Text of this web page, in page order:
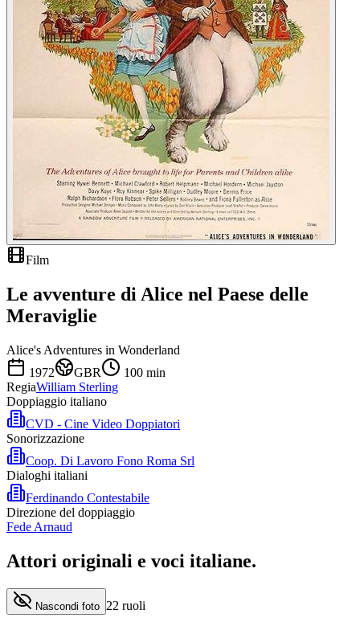
Film
Le avventure di Alice nel Paese delle
Meraviglie
Alice's Adventures in Wonderland
1972
GBR 100 min
RegiaWilliam Sterling
Doppiaggio italiano
CVD - Cine Video Doppiatori
Sonorizzazione
Coop. Di Lavoro Fono Roma Srl
Dialoghi italiani
Ferdinando Contestabile
Direzione del doppiaggio
Fede Arnaud
Attori originali e voci italiane.
Nascondi foto 22 ruoli